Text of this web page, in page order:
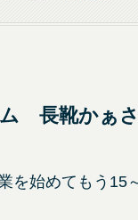
長靴かぁ
を始めてもう15